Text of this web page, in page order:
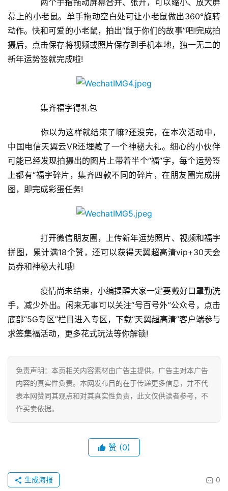
闻
资
讯
财
I
科
技
经
互
联
娱
乐
综
房
产
家
具
子
两个手指拖动屏幕合并、张开，可以缩小、放大屏
幕上的小老鼠。单手拖动空白处可让小老鼠做出360°旋转
动作。快和可爱的小老鼠，拍出“鼠于你们的故事”吧!完成拍
摄后，点击保存将视频或照片保存到手机本地，独一无二的
新年运势签就完成啦!
集齐福字得礼包
你以为这样就结束了嘛?还没完，在本次活动中，
中国电信天翼云VR还埋藏了一个神秘大礼。细心的小伙伴
可能已经发现拍摄出的图片上带着半个“福”字，每个运势签
上都有“福字碎片，集齐四款不同的碎片，在朋友圈完成拼
图，即完成彩蛋任务!
打开微信朋友圈，上传新年运势照片、视频和福字
拼图，累计满18个赞，还可以获得天翼超高清vip+30天会
员券和神秘大礼哦!
疫情尚未结束，小编提醒大家一定要戴好口罩勤洗
手，减少外出。闲来无事可以关注“号百号外”公众号，点击
底部“5G专区”栏目进入专区，下载“天翼超高清”客户端参与
求签集福活动，更多花式玩法等你解锁!
免责声明：本页相关内容素材由广告主提供，广告主对本广告
内容的真实性负责。本网发布目的在于传递更多信息，并不代
表本网赞同其观点和对其真实性负责，此文仅供读者参考，不
作买卖依据。
赞 (0)
0
生成海报